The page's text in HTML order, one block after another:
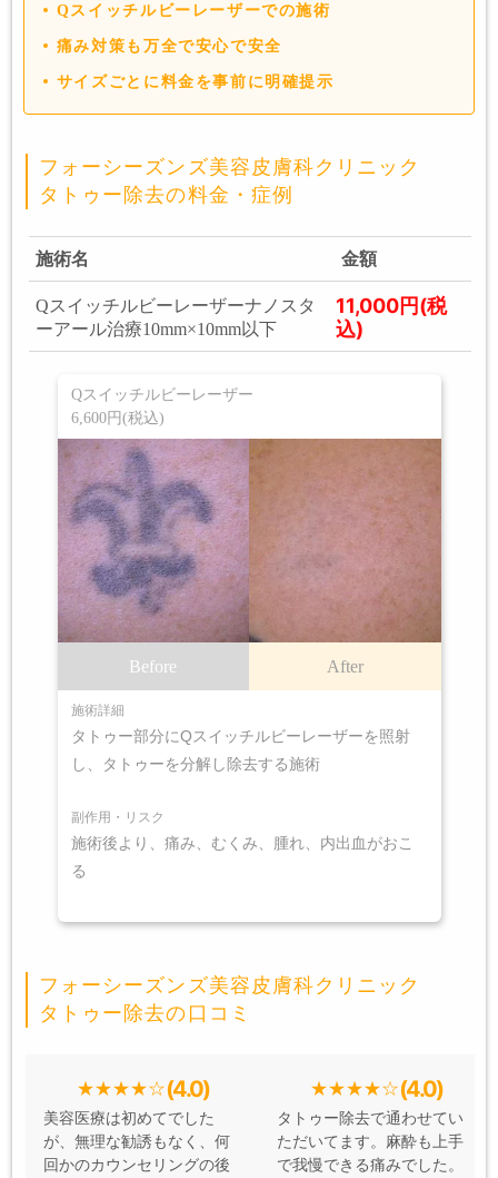
Qスイッチルビーレーザーでの施術
痛み対策も万全で安心で安全
サイズごとに料金を事前に明確提示
フォーシーズンズ美容皮膚科クリニック
タトゥー除去の料金・症例
施術名 金額
Qスイッチルビーレーザーナノスタ
ーアール治療10mm×10mm以下
11,000円(税
込)
Qスイッチルビーレーザー
6,600円(税込)
Before After
施術詳細
タトゥー部分にQスイッチルビーレーザーを照射
し、タトゥーを分解し除去する施術
副作用・リスク
施術後より、痛み、むくみ、腫れ、内出血がおこ
る
フォーシーズンズ美容皮膚科クリニック
タトゥー除去の口コミ
(4.0)
美容医療は初めてでした
が、無理な勧誘もなく、何
回かのカウンセリングの後
(4.0)
タトゥー除去で通わせてい
ただいてます。麻酔も上手
で我慢できる痛みでした。